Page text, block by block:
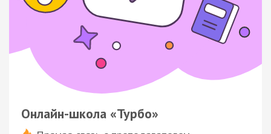
Онлайн-школа «Турбо»